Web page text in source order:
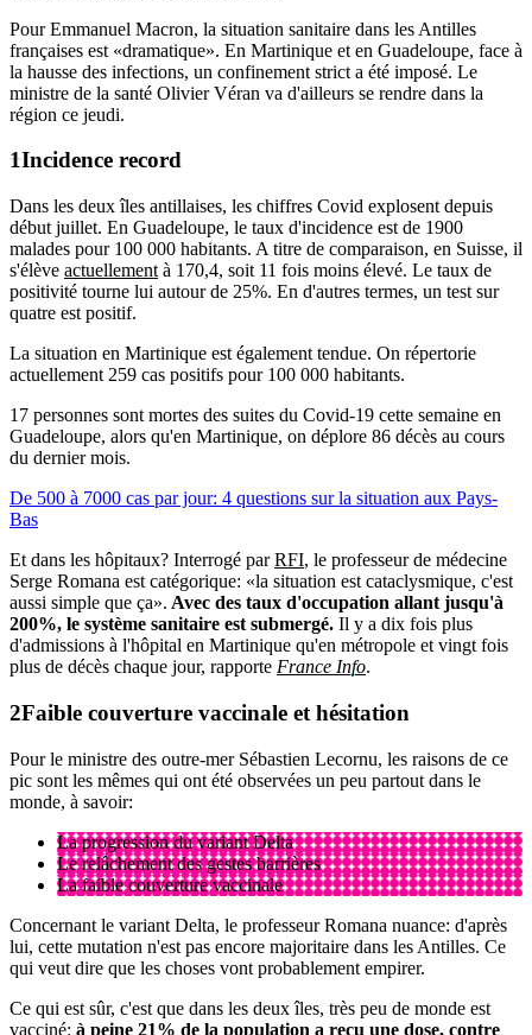
Pour Emmanuel Macron, la situation sanitaire dans les Antilles
françaises est «dramatique». En Martinique et en Guadeloupe, face à
la hausse des infections, un confinement strict a été imposé. Le
ministre de la santé Olivier Véran va d'ailleurs se rendre dans la
région ce jeudi.
Incidence record
Dans les deux îles antillaises, les chiffres Covid explosent depuis
début juillet. En Guadeloupe, le taux d'incidence est de 1900
malades pour 100 000 habitants. A titre de comparaison, en Suisse, il
s'élève actuellement à 170,4, soit 11 fois moins élevé. Le taux de
positivité tourne lui autour de 25%. En d'autres termes, un test sur
quatre est positif.
La situation en Martinique est également tendue. On répertorie
actuellement 259 cas positifs pour 100 000 habitants.
17 personnes sont mortes des suites du Covid-19 cette semaine en
Guadeloupe, alors qu'en Martinique, on déplore 86 décès au cours
du dernier mois.
De 500 à 7000 cas par jour: 4 questions sur la situation aux Pays-
Bas
Et dans les hôpitaux? Interrogé parRFI, le professeur de médecine
Serge Romana est catégorique: «la situation est cataclysmique, c'est
aussi simple que ça». Avec des taux d'occupation allant jusqu'à
200%, le système sanitaire est submergé. Il y a dix fois plus
d'admissions à l'hôpital en Martinique qu'en métropole et vingt fois
plus de décès chaque jour, rapporte France Info.
Faible couverture vaccinale et hésitation
Pour le ministre des outre-mer Sébastien Lecornu, les raisons de ce
pic sont les mêmes qui ont été observées un peu partout dans le
monde, à savoir:
La progression du variant Delta
Le relâchement des gestes barrières
La faible couverture vaccinale
Concernant le variant Delta, le professeur Romana nuance: d'après
lui, cette mutation n'est pas encore majoritaire dans les Antilles. Ce
qui veut dire que les choses vont probablement empirer.
Ce qui est sûr, c'est que dans les deux îles, très peu de monde est
vacciné: à peine 21% de la population a reçu une dose, contre